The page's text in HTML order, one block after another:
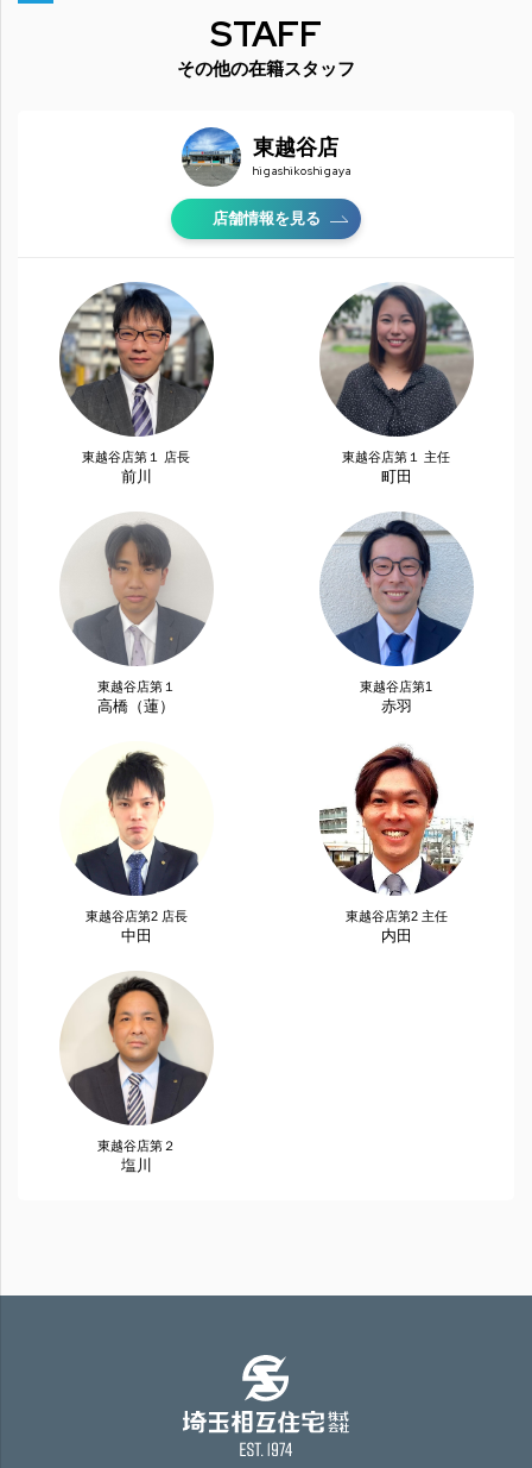
STAFF
その他の在籍スタッフ
東越谷店
higashikoshigaya
店舗情報を見る
東越谷店第１ 店長
前川
東越谷店第１ 主任
町田
東越谷店第１
高橋（蓮）
東越谷店第1
赤羽
東越谷店第2 店長
中田
東越谷店第2 主任
内田
東越谷店第２
塩川